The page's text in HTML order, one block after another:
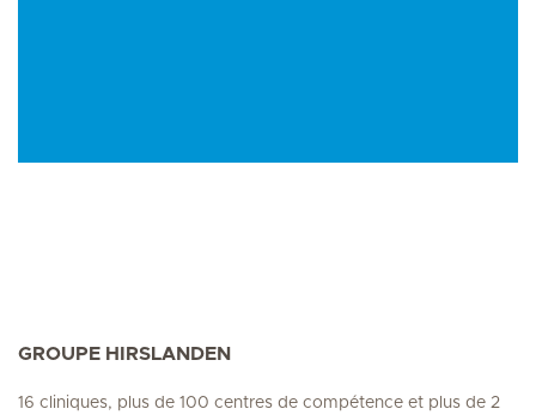
GROUPE HIRSLANDEN
16 cliniques, plus de 100 centres de compétence et plus de 2